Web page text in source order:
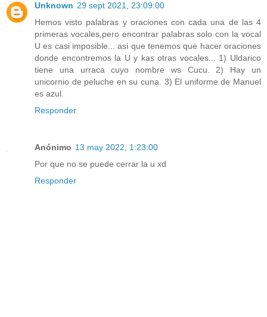
Unknown 29 sept 2021, 23:09:00
Hemos visto palabras y oraciones con cada una de las 4
primeras vocales,pero encontrar palabras solo con la vocal
U es casi imposible... asi que tenemos que hacer oraciones
donde encontremos la U y kas otras vocales... 1) Uldarico
tiene una urraca cuyo nombre ws Cucu. 2) Hay un
unicornio de peluche en su cuna. 3) El uniforme de Manuel
es azul.
Responder
Anónimo 13 may 2022, 1:23:00
Por que no se puede cerrar la u xd
Responder